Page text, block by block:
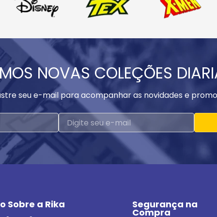
NOVAS COLEÇÕES
seu e-mail para acompanhar as novidades e
Sobre a Rika Segurança na
Compra